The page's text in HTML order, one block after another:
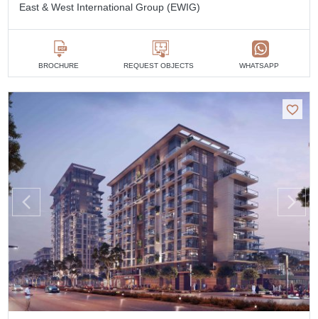
East & West International Group (EWIG)
BROCHURE REQUEST OBJECTS WHATSAPP